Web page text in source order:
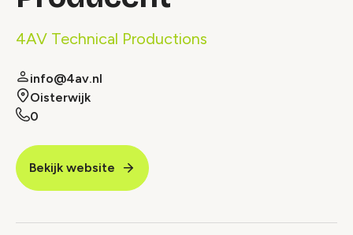
4AV Technical Productions
info@4av.nl
Oisterwijk
0
Bekijk website